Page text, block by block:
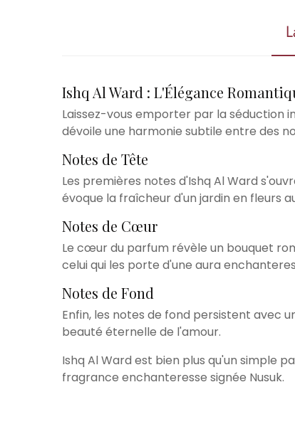
Ishq Al Ward : L'Élégance
Laissez-vous emporter par la séduction
dévoile une harmonie subtile entre des
Notes de Tête
Les premières notes d'Ishq Al Ward
évoque la fraîcheur d'un jardin en fleurs
Notes de Cœur
Le cœur du parfum révèle un bouquet
celui qui les porte d'une aura
Notes de Fond
Enfin, les notes de fond persistent avec
beauté éternelle de l'amour.
Ishq Al Ward est bien plus qu'un simple
fragrance enchanteresse signée Nusuk.